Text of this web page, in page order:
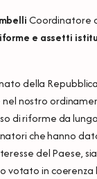
Coordinatore
e assetti
della
nel nostro
di riforme da
che hanno
del Paese,
votato in coerenza